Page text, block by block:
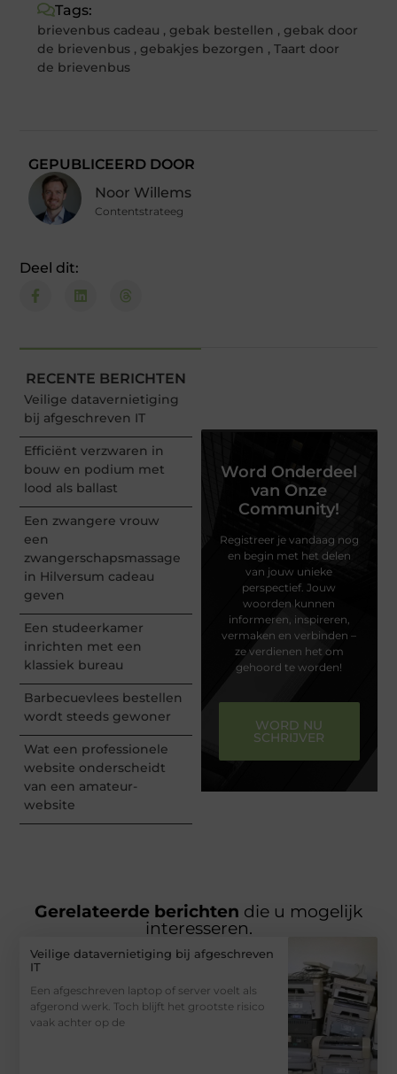
Tags:
brievenbus cadeau , gebak bestellen , gebak door
de brievenbus , gebakjes bezorgen ,Taart door
de brievenbus
GEPUBLICEERD DOOR
Noor Willems
Contentstrateeg
Deel dit:
RECENTE BERICHTEN
Veilige datavernietiging
bij afgeschreven IT
Efficiënt verzwaren in
bouw en podium met
lood als ballast
Een zwangere vrouw
een
zwangerschapsmassage
in Hilversum cadeau
geven
Een studeerkamer
inrichten met een
klassiek bureau
Barbecuevlees bestellen
wordt steeds gewoner
Wat een professionele
website onderscheidt
van een amateur-
website
Word Onderdeel
van Onze
Community!
Registreer je vandaag nog
en begin met het delen
van jouw unieke
perspectief. Jouw
woorden kunnen
informeren, inspireren,
vermaken en verbinden –
ze verdienen het om
gehoord te worden!
WORD NU
SCHRIJVER
Gerelateerde berichten die u mogelijk
interesseren.
Veilige datavernietiging bij afgeschreven
IT
Een afgeschreven laptop of server voelt als
afgerond werk. Toch blijft het grootste risico
vaak achter op de